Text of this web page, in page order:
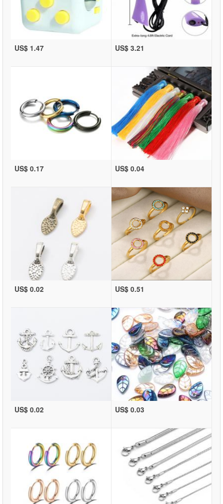
US$ 1.47 US$ 3.21
US$ 0.17 US$ 0.04
US$ 0.02 US$ 0.51
US$ 0.02 US$ 0.03